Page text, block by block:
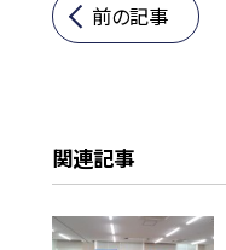
前の記事
関連記事